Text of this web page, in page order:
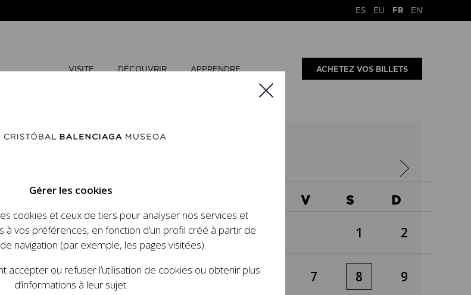
ES EU FR EN
VISITE DÉCOUVRIR APPRENDRE ACHETEZ VOS BILLETS
des
V S D
1 2
3 4 5 7 8 9
Gérer les cookies
cookies et ceux de tiers pour analyser nos services et
à vos préférences, en fonction d’un profil créé à partir de
navigation (par exemple, les pages visitées).
accepter ou refuser l’utilisation de cookies ou obtenir plus
d’informations à leur sujet.